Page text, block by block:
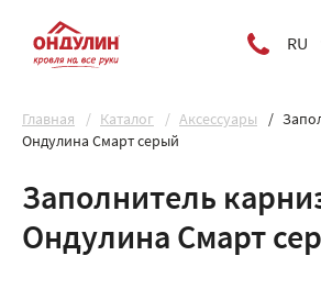
RU
Главная Каталог Аксессуары
Ондулина Смарт серый
Заполнитель
Ондулина Смарт